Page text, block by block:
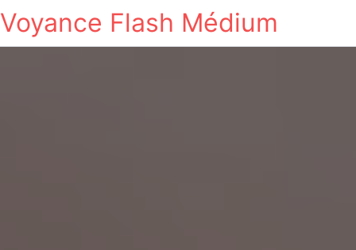
Voyance Flash Médium